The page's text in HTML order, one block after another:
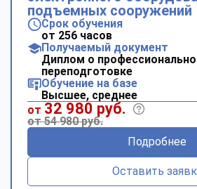
подъемных сооружений
Срок обучения
от 256 часов
Получаемый документ
Диплом о
переподготовке
Обучение на базе
Высшее, среднее
от 32 980 руб.
от 54 980 руб.
Подробнее
Оставить